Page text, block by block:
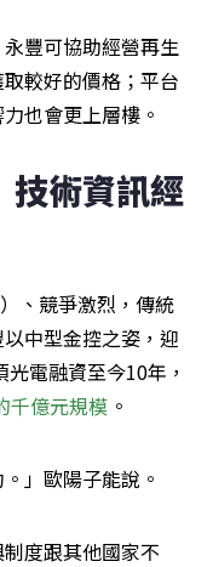
豐可協助經營再生
較好的價格；平台
也會更上層樓。
技術資訊經
、競爭激烈，傳統
中型金控之姿，迎
電融資至今10年，
千億元規模 。
」歐陽子能說。
度跟其他國家不